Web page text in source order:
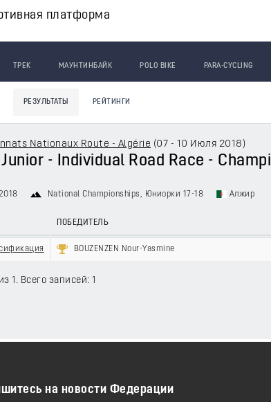
платформа
ТРЕК МАУНТИНБАЙК POLO BIKE PARA-CYCLING
РЕЗУЛЬТАТЫ РЕЙТИНГИ
Nationaux Route - Algérie (07 - 10 Июля 2018 )
- Individual Road Race -
National Championships , Юниорки 17-18 Алжир
ПОБЕДИТЕЛЬ
BOUZENZEN Nour-Yasmine
1. Всего записей: 1
на новости Федерации